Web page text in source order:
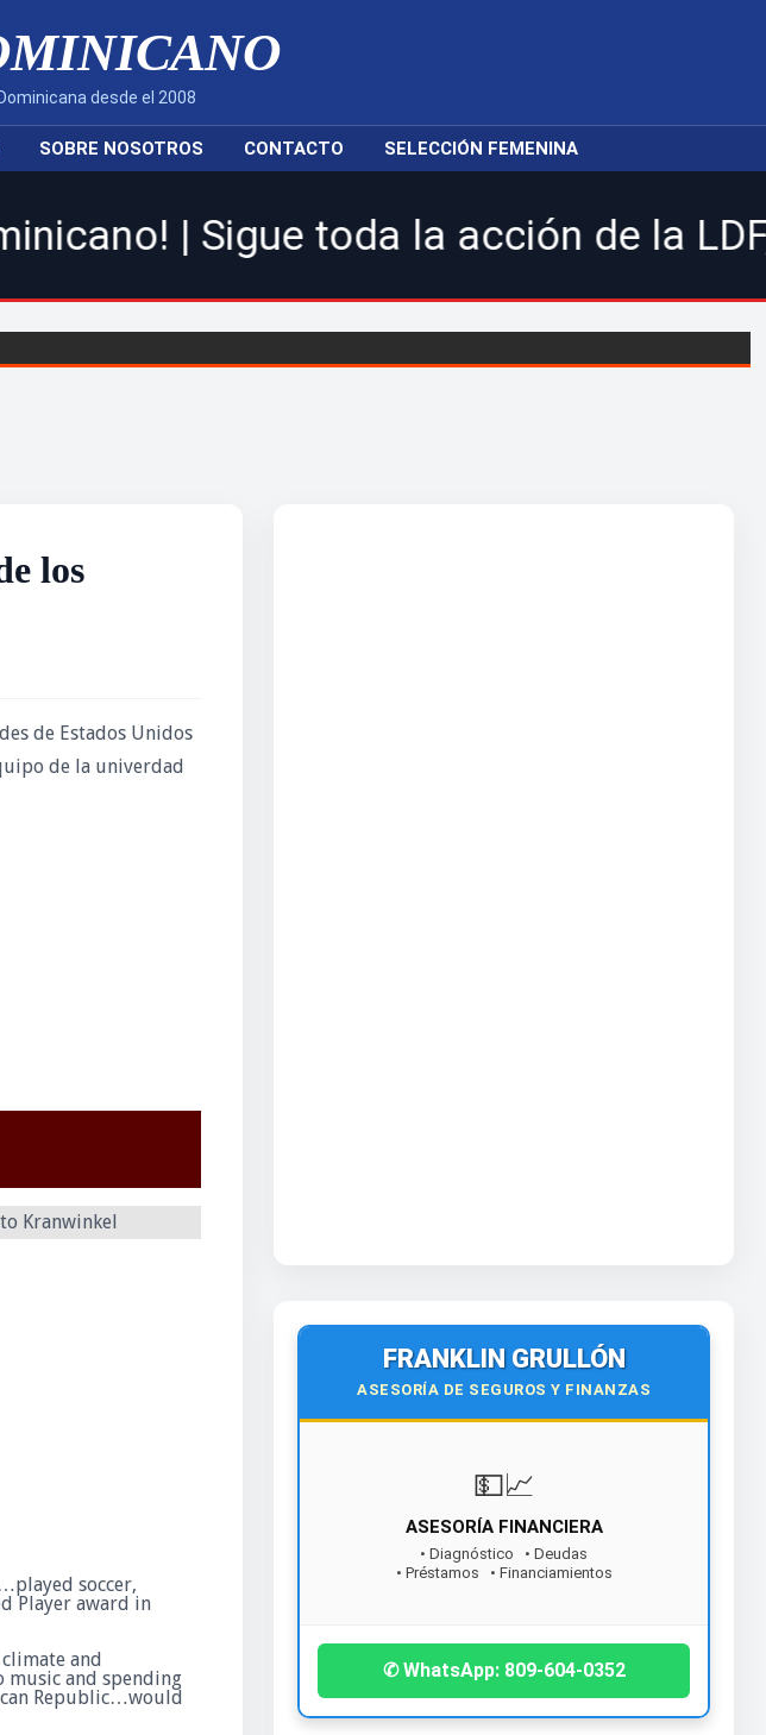
desde el 2008
SOBRE NOSOTROS CONTACTO SELECCIÓN FEMENINA
toda la acción de la LDF,
los
de Estados Unidos
de la univerdad
soccer,
Player award in
and
and spending
Republic…would
FRANKLIN GRULLÓN
ASESORÍA DE SEGUROS Y FINANZAS
💵📈
ASESORÍA FINANCIERA
• Diagnóstico • Deudas
• Préstamos • Financiamientos
¡Contáctanos hoy!
✆ WhatsApp: 809-604-0352